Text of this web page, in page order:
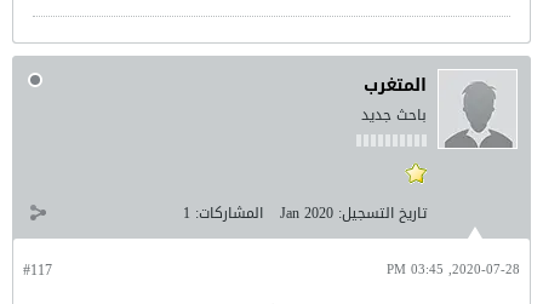
المتغرب
باحث جديد
تاريخ التسجيل: Jan 2020 المشاركات: 1
#117 2020-07-28, 03:45 PM